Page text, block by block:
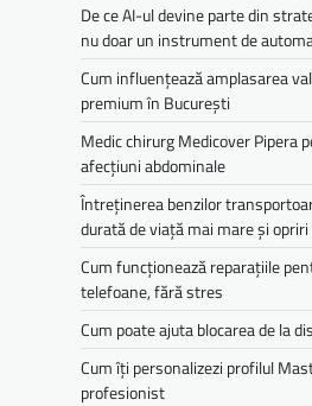
De ce AI-ul devine parte din
nu doar un instrument de
Cum influențează amplasarea
premium în București
Medic chirurg Medicover Pipera
afecțiuni abdominale
Întreținerea benzilor
durată de viață mai mare și
Cum funcționează reparațiile
telefoane, fără stres
Cum poate ajuta blocarea de la
Cum îți personalizezi profilul
profesionist